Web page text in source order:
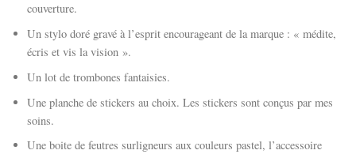
couverture.
Un stylo doré gravé à l’esprit encourageant de la marque : « médite,
écris et vis la vision ».
Un lot de trombones fantaisies.
Une planche de stickers au choix. Les stickers sont conçus par mes
soins.
Une boite de feutres surligneurs aux couleurs pastel, l’accessoire